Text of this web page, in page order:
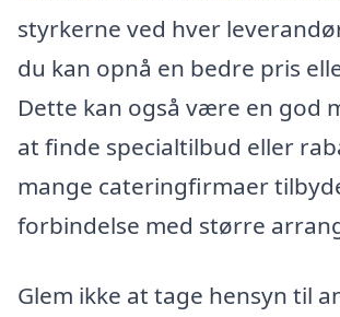
styrkerne ved hver
du kan opnå en bedre pris
Dette kan også være en god
at finde specialtilbud eller
mange cateringfirmaer
forbindelse med større
Glem ikke at tage hensyn til